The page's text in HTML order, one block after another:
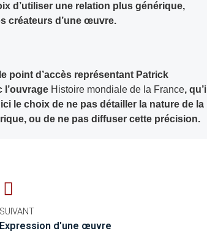
d’utiliser une relation plus générique,
créateurs d’une œuvre.
point d’accès représentant Patrick
l’ouvrage Histoire mondiale de la France, qu’il
le choix de ne pas détailler la nature de la
ou de ne pas diffuser cette précision.
SUIVANT
Expression d'une œuvre